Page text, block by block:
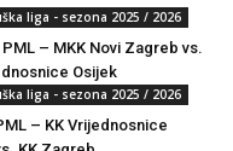
liga - sezona 2025 / 2026
– MKK Novi Zagreb vs.
Osijek
liga - sezona 2025 / 2026
– KK Vrijednosnice